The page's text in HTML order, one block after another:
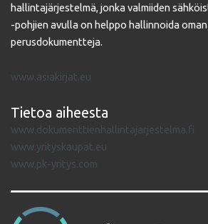
hallintajärjestelmä, jonka valmiiden
-pohjien avulla on helppo hallinnoida
perusdokumentteja.
www.asiakirjat.eu
Tietoa aiheesta
www.dokumenttienhallintajarjestelma.fi
www.yrityskaupat.eu
www.pk-yritys.com